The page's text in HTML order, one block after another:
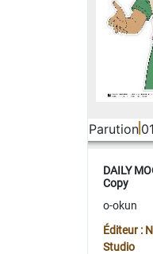
Parution
DAILY
Copy
o-okun
Éditeur :
Studio